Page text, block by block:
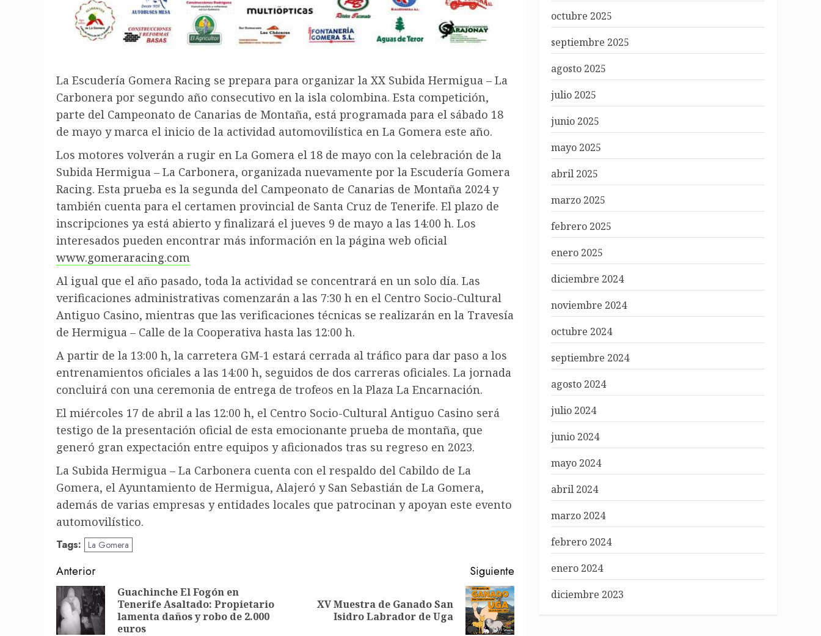
La Escudería Gomera Racing se prepara para organizar la XX Subida Hermigua – La
Carbonera por segundo año consecutivo en la isla colombina. Esta competición,
parte del Campeonato de Canarias de Montaña, está programada para el sábado 18
de mayo y marca el inicio de la actividad automovilística en La Gomera este año.
Los motores volverán a rugir en La Gomera el 18 de mayo con la celebración de la
Subida Hermigua – La Carbonera, organizada nuevamente por la Escudería Gomera
Racing. Esta prueba es la segunda del Campeonato de Canarias de Montaña 2024 y
también cuenta para el certamen provincial de Santa Cruz de Tenerife. El plazo de
inscripciones ya está abierto y finalizará el jueves 9 de mayo a las 14:00 h. Los
interesados pueden encontrar más información en la página web oficial
www.gomeraracing.com
Al igual que el año pasado, toda la actividad se concentrará en un solo día. Las
verificaciones administrativas comenzarán a las 7:30 h en el Centro Socio-Cultural
Antiguo Casino, mientras que las verificaciones técnicas se realizarán en la Travesía
de Hermigua – Calle de la Cooperativa hasta las 12:00 h.
A partir de la 13:00 h, la carretera GM-1 estará cerrada al tráfico para dar paso a los
entrenamientos oficiales a las 14:00 h, seguidos de dos carreras oficiales. La jornada
concluirá con una ceremonia de entrega de trofeos en la Plaza La Encarnación.
El miércoles 17 de abril a las 12:00 h, el Centro Socio-Cultural Antiguo Casino será
testigo de la presentación oficial de esta emocionante prueba de montaña, que
generó gran expectación entre equipos y aficionados tras su regreso en 2023.
La Subida Hermigua – La Carbonera cuenta con el respaldo del Cabildo de La
Gomera, el Ayuntamiento de Hermigua, Alajeró y San Sebastián de La Gomera,
además de varias empresas y entidades locales que patrocinan y apoyan este evento
automovilístico.
Tags: La Gomera
Post
navigation
Anterior
Entrada
Guachinche El Fogón en
Tenerife Asaltado: Propietario
lamenta daños y robo de 2.000
euros
Siguiente
SiguienteXV Muestra de Ganado San
Isidro Labrador de Uga
octubre 2025
septiembre 2025
agosto 2025
julio 2025
junio 2025
mayo 2025
abril 2025
marzo 2025
febrero 2025
enero 2025
diciembre 2024
noviembre 2024
octubre 2024
septiembre 2024
agosto 2024
julio 2024
junio 2024
mayo 2024
abril 2024
marzo 2024
febrero 2024
enero 2024
diciembre 2023